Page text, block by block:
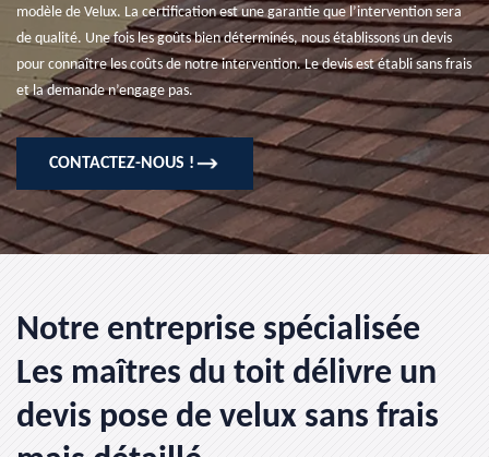
modèle de Velux. La certification est une garantie que l’intervention sera
de qualité. Une fois les goûts bien déterminés, nous établissons un devis
pour connaître les coûts de notre intervention. Le devis est établi sans frais
et la demande n’engage pas.
CONTACTEZ-NOUS !
Notre entreprise spécialisée
Les maîtres du toit délivre un
devis pose de velux sans frais